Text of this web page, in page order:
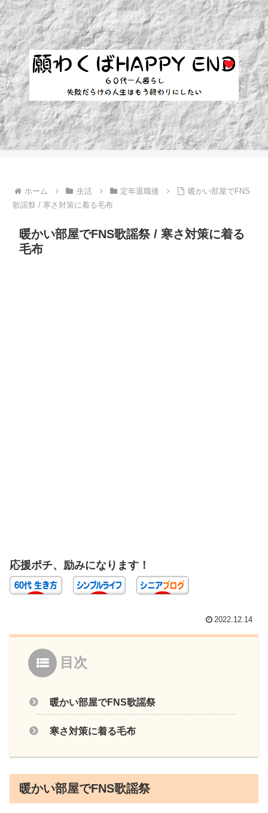
ホーム 生活 定年退職後
暖かい部屋でFNS
歌謡祭 / 寒さ対策に着る毛布
暖かい部屋でFNS歌謡祭 / 寒さ対策に着る
毛布
応援ポチ、励みになります！
2022.12.14
目次
暖かい部屋でFNS歌謡祭
寒さ対策に着る毛布
暖かい部屋でFNS歌謡祭